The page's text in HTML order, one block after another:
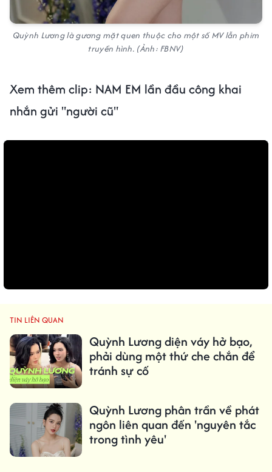
Quỳnh Lương là gương mặt quen thuộc cho một số MV lẫn phim
truyền hình. (Ảnh: FBNV)
Xem thêm clip: NAM EM lần đầu công khai
nhắn gửi "người cũ"
TIN LIÊN QUAN
Quỳnh Lương diện váy hở bạo,
phải dùng một thứ che chắn để
tránh sự cố
Quỳnh Lương phân trần về phát
ngôn liên quan đến 'nguyên tắc
trong tình yêu'